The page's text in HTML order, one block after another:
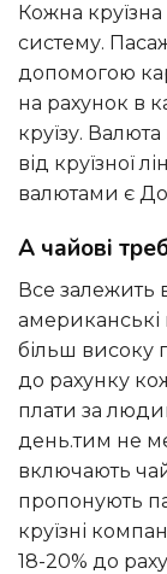
Кожна круїзна компанія має власну платіжну
систему.
допомогою
на рахунок в
круїзу.
від круїзної
валютами є
А чайові
Все залежить від круїзної лінії. Наприклад,
американські
більш високу
до рахунку
плати за
день.тим не
включають
пропонують
круїзні
18-20% до